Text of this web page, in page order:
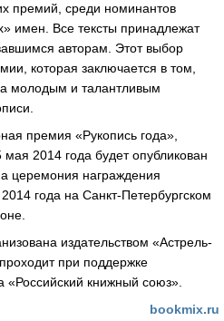
премий, среди номинантов
имен. Все тексты принадлежат
авторам. Этот выбор
которая заключается в том,
молодым и талантливым
премия «Рукопись года»,
мая 2014 года будет опубликован
церемония награждения
года на Санкт-Петербургском
издательством «Астрель-
при поддержке
«Российский книжный союз».
bookmix.ru